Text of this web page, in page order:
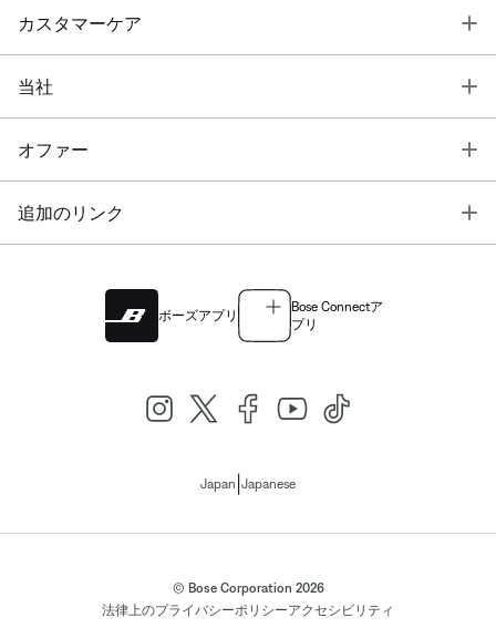
カスタマーケア
当社
オファー
追加のリンク
ボーズアプリ
Bose Connectア
プリ
Japan Japanese
© Bose Corporation 2026
法律上のプライバシーポリシーアクセシビリティ